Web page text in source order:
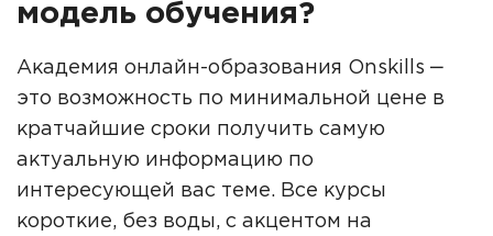
модель обучения?
Академия онлайн-образования Onskills ‒
это возможность по минимальной цене в
кратчайшие сроки получить самую
актуальную информацию по
интересующей вас теме. Все курсы
короткие, без воды, с акцентом на